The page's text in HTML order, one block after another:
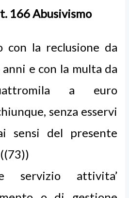
166 Abusivismo
con la reclusione da
e con la multa da
a euro
senza esservi
sensi del presente
servizio attivita’